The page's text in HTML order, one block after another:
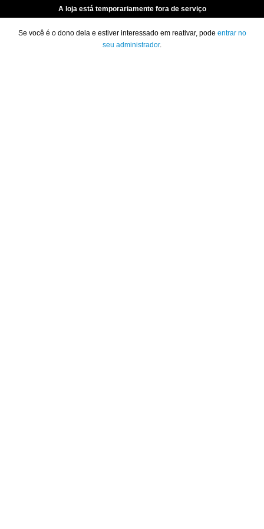
A loja está temporariamente fora de serviço
Se você é o dono dela e estiver interessado em reativar, pode entrar no
seu administrador.